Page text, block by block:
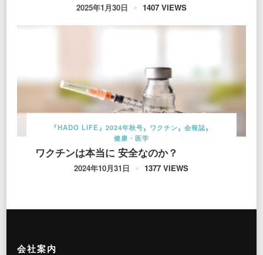
2025年1月30日 1407 VIEWS
『HADO LIFE』2024年秋号 ワクチン
会報誌
健康・医学
ワクチンは本当に 安全なのか？
2024年10月31日 1377 VIEWS
会社案内